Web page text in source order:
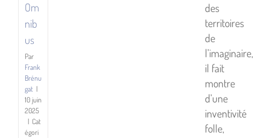
Om
nib
us
Par
Frank
Brénu
gat |
10 juin
2025
| Cat
égori
des
territoires
de
l’imaginaire,
il fait
montre
d’une
inventivité
folle,